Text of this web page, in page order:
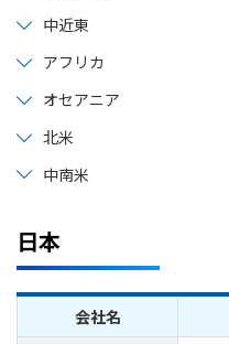
中近東
アフリカ
オセアニア
北米
中南米
日本
会社名